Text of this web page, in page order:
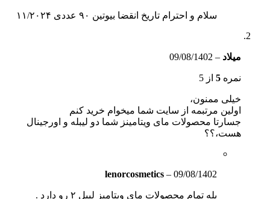
سلام و احترام تاریخ انقضا بیوتین ۹۰ عددی ۱۱/۲۰۲۴
میلاد –
09/08/1402
نمره 5 از 5
خیلی ممنون،
اولین مرتبمه از سایت شما میخوام خرید کنم
جسارتا محصولات مای ویتامینز شما دو لیبله و اورجینال
هست،؟؟
lenorcosmetics – 09/08/1402
بله تمام محصولات ماي ويتاميز ليبل ٢ رو دارد .